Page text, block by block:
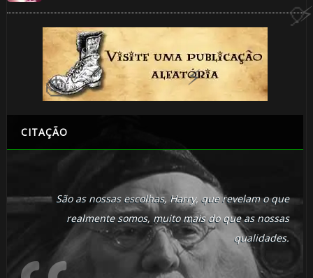
CITAÇÃO
São as nossas escolhas, Harry, que revelam o que
realmente somos, muito mais do que as nossas
qualidades.